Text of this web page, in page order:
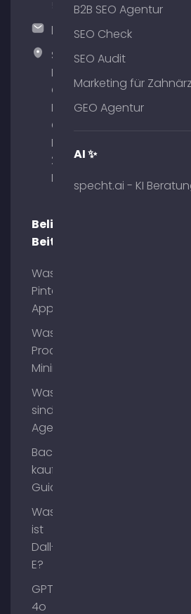
hallo@timospecht.de
Specht
Marketing
GmbH –
Palais am
Obelisk
Briennerstr.
29 80333
München
Beliebte
Beiträge
Was ist
Pinterest
App?
Was ist
Process
Mining?
Was
sind AI
Agents?
Backlinks
kaufen
Guide
Was
ist
Dall-
E?
GPT-
4o
B2B SEO Agentur
SEO Check
SEO Audit
Marketing für
GEO Agentur
AI ✨
specht.ai - KI